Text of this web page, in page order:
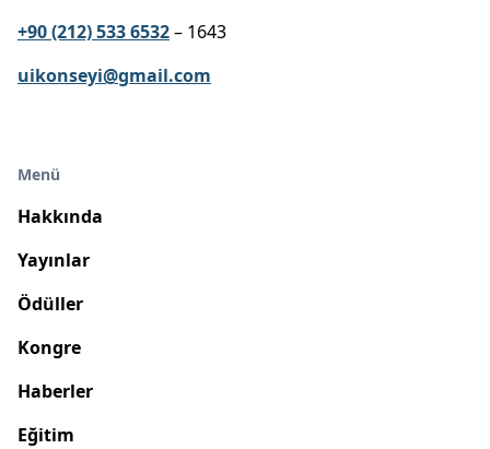
+90 (212) 533 6532– 1643
uikonseyi@gmail.com
Menü
Hakkında
Yayınlar
Ödüller
Kongre
Haberler
Eğitim